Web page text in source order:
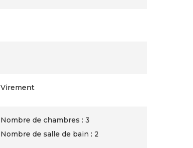
Virement
Nombre de chambres : 3
Nombre de salle de bain : 2